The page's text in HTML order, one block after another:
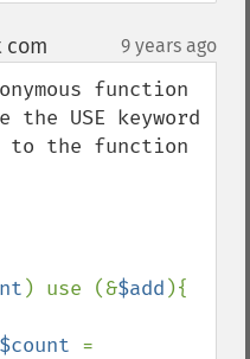
9 years ago
function
USE keyword
to the function
) use (&$add ){
$count